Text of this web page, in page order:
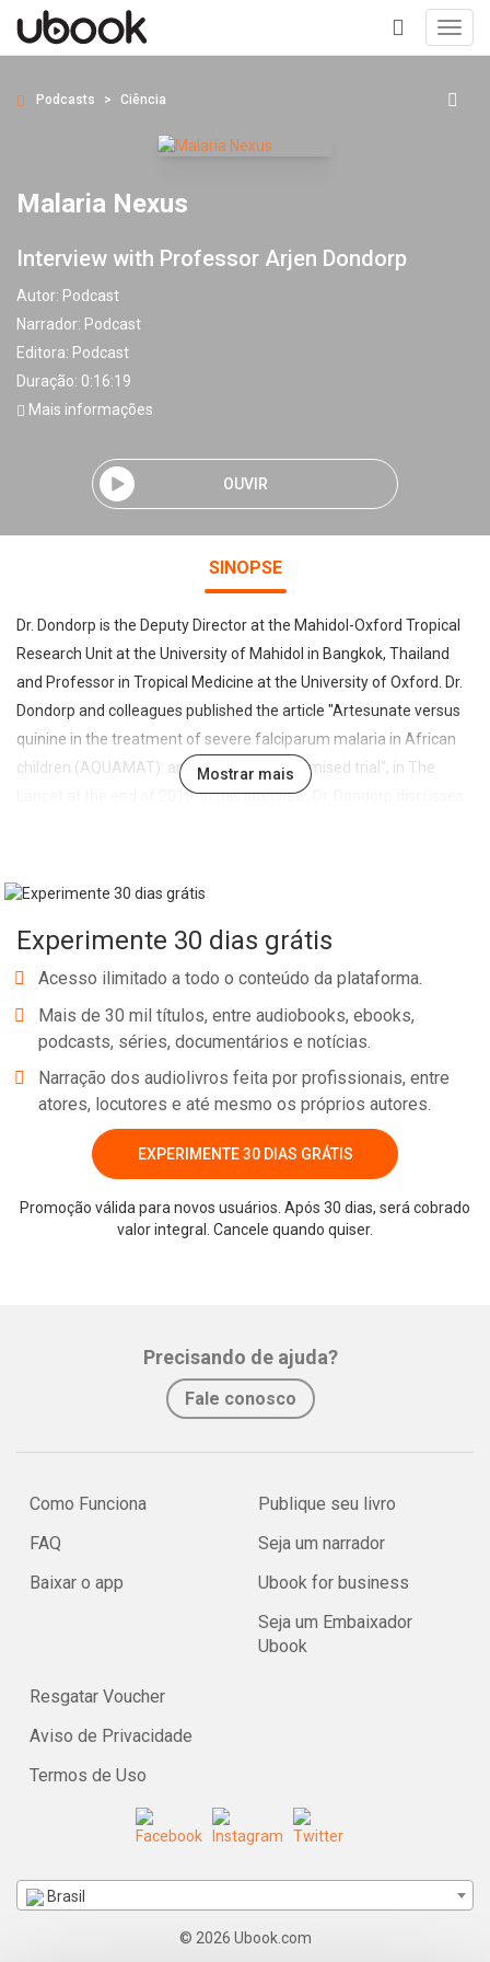
+
Podcasts Ciência
Malaria Nexus
Interview with Professor Arjen Dondorp
Autor: Podcast
Narrador: Podcast
Editora: Podcast
Duração: 0:16:19
Mais informações
OUVIR
SINOPSE
Dr. Dondorp is the Deputy Director at the Mahidol-Oxford Tropical
Research Unit at the University of Mahidol in Bangkok, Thailand
and Professor in Tropical Medicine at the University of Oxford. Dr.
Dondorp and colleagues published the article "Artesunate versus
quinine in the treatment of severe falciparum malaria in African
children (AQUAMAT): an open-label, randomised trial", in The
Lancet at the end of 2010. In this interview, Dr. Dondorp discusses
acute malaria, the results he obtained and their implications.
Mostrar mais
Experimente 30 dias grátis
Acesso ilimitado a todo o conteúdo da plataforma.
Mais de 30 mil títulos, entre audiobooks, ebooks,
podcasts, séries, documentários e notícias.
Narração dos audiolivros feita por profissionais, entre
atores, locutores e até mesmo os próprios autores.
EXPERIMENTE 30 DIAS GRÁTIS
Promoção válida para novos usuários. Após 30 dias, será cobrado
valor integral. Cancele quando quiser.
Precisando de ajuda?
Fale conosco
Como Funciona
FAQ
Baixar o app
Publique seu livro
Seja um narrador
Ubook for business
Seja um Embaixador
Ubook
Resgatar Voucher
Aviso de Privacidade
Termos de Uso
Brasil
© 2026 Ubook.com
Whatsapp Facebook Twitter